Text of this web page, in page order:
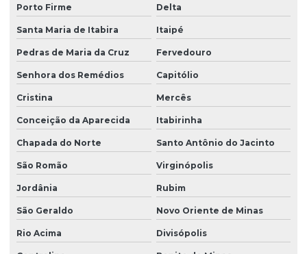
Porto Firme Delta
Santa Maria de Itabira Itaipé
Pedras de Maria da Cruz Fervedouro
Senhora dos Remédios Capitólio
Cristina Mercês
Conceição da Aparecida Itabirinha
Chapada do Norte Santo Antônio do Jacinto
São Romão Virginópolis
Jordânia Rubim
São Geraldo Novo Oriente de Minas
Rio Acima Divisópolis